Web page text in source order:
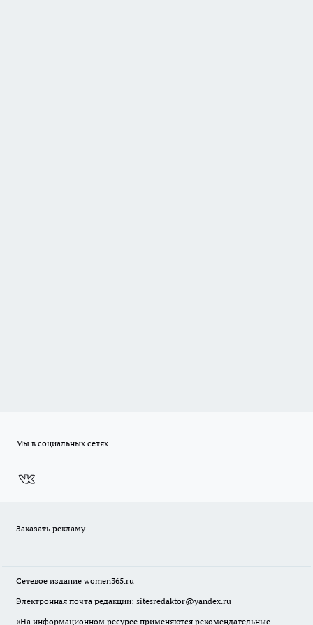
Мы в социальных сетях
Заказать рекламу
Сетевое издание women365.ru
Электронная почта редакции: sitesredaktor@yandex.ru
«На информационном ресурсе применяются рекомендательные